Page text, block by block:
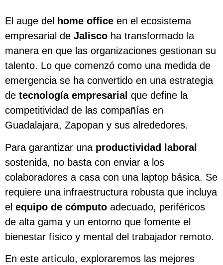
El auge del home office en el ecosistema
empresarial de Jalisco ha transformado la
manera en que las organizaciones gestionan su
talento. Lo que comenzó como una medida de
emergencia se ha convertido en una estrategia
de tecnología empresarial que define la
competitividad de las compañías en
Guadalajara, Zapopan y sus alrededores.
Para garantizar una productividad laboral
sostenida, no basta con enviar a los
colaboradores a casa con una laptop básica. Se
requiere una infraestructura robusta que incluya
el equipo de cómputo adecuado, periféricos
de alta gama y un entorno que fomente el
bienestar físico y mental del trabajador remoto.
En este artículo, exploraremos las mejores